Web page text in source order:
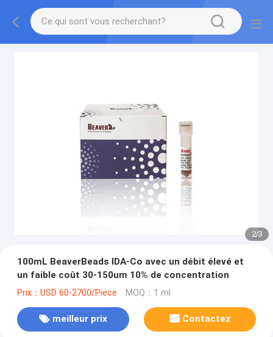
2/3
100mL BeaverBeads IDA-Co avec un débit élevé et
un faible coût 30-150um 10% de concentration
Prix：USD 60-2700/Piece MOQ：1 ml
meilleur prix Contactez